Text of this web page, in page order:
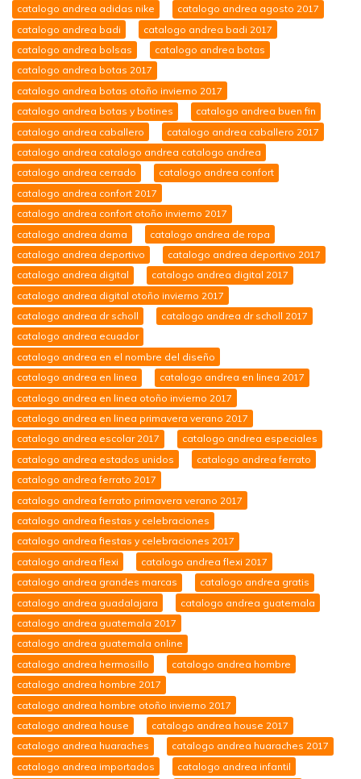
catalogo andrea adidas nike
catalogo andrea agosto 2017
catalogo andrea badi
catalogo andrea badi 2017
catalogo andrea bolsas
catalogo andrea botas
catalogo andrea botas 2017
catalogo andrea botas otoño invierno 2017
catalogo andrea botas y botines
catalogo andrea buen fin
catalogo andrea caballero
catalogo andrea caballero 2017
catalogo andrea catalogo andrea catalogo andrea
catalogo andrea cerrado
catalogo andrea confort
catalogo andrea confort 2017
catalogo andrea confort otoño invierno 2017
catalogo andrea dama
catalogo andrea de ropa
catalogo andrea deportivo
catalogo andrea deportivo 2017
catalogo andrea digital
catalogo andrea digital 2017
catalogo andrea digital otoño invierno 2017
catalogo andrea dr scholl
catalogo andrea dr scholl 2017
catalogo andrea ecuador
catalogo andrea en el nombre del diseño
catalogo andrea en linea
catalogo andrea en linea 2017
catalogo andrea en linea otoño invierno 2017
catalogo andrea en linea primavera verano 2017
catalogo andrea escolar 2017
catalogo andrea especiales
catalogo andrea estados unidos
catalogo andrea ferrato
catalogo andrea ferrato 2017
catalogo andrea ferrato primavera verano 2017
catalogo andrea fiestas y celebraciones
catalogo andrea fiestas y celebraciones 2017
catalogo andrea flexi
catalogo andrea flexi 2017
catalogo andrea grandes marcas
catalogo andrea gratis
catalogo andrea guadalajara
catalogo andrea guatemala
catalogo andrea guatemala 2017
catalogo andrea guatemala online
catalogo andrea hermosillo
catalogo andrea hombre
catalogo andrea hombre 2017
catalogo andrea hombre otoño invierno 2017
catalogo andrea house
catalogo andrea house 2017
catalogo andrea huaraches
catalogo andrea huaraches 2017
catalogo andrea importados
catalogo andrea infantil